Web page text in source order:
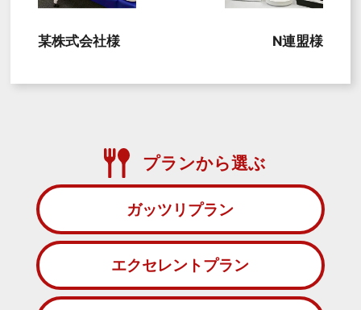
某株式会社様 N連盟様
プランから選ぶ
ガッツリプラン
エクセレントプラン